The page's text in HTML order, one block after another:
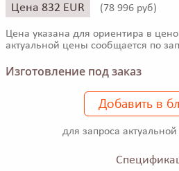
Цена 832 EUR (78 996 руб)
Цена указана для ориентира в
актуальной цены сообщается по
Изготовление под заказ
Добавить в
для запроса